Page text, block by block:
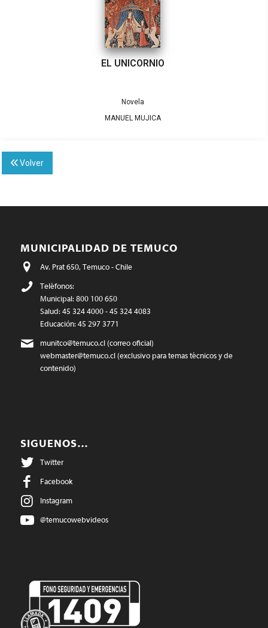
EL UNICORNIO
Novela
MANUEL MUJICA
Volver
MUNICIPALIDAD DE TEMUCO
Av. Prat 650, Temuco - Chile
Teléfonos:
Municipal: 800 100 650
Salud: 45 324 4000 - 45 324 4083
Educación: 45 297 3771
munitco@temuco.cl(correo oficial)
webmaster@temuco.cl(exclusivo para temas técnicos y de
contenido)
SIGUENOS…
Twitter
Facebook
Instagram
@temucowebvideos